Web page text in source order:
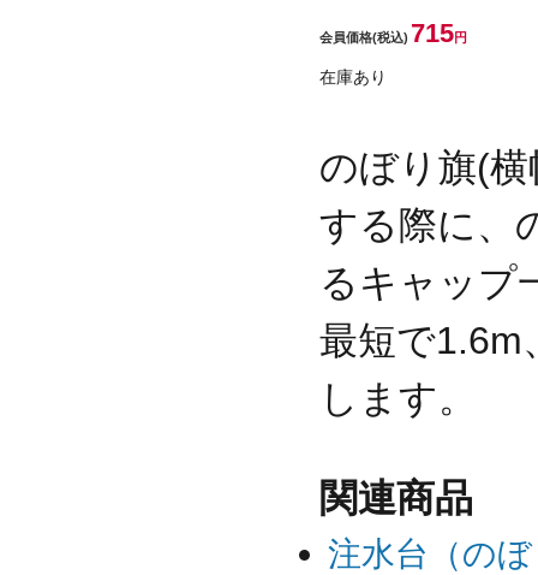
会員価格(税込) 715円
在庫あり
のぼり旗(
する際に、
るキャップ
最短で1.6m
します。
関連商品
注水台（の